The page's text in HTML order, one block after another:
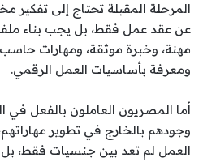
المرحلة المقبلة تحتاج إلى تفكير
عن عقد عمل فقط، بل يجب بناء
مهنة، وخبرة موثقة، ومهارات
ومعرفة بأساسيات العمل الرقمي.
أما المصريون العاملون بالفعل في
وجودهم بالخارج في تطوير
العمل لم تعد بين جنسيات فقط،